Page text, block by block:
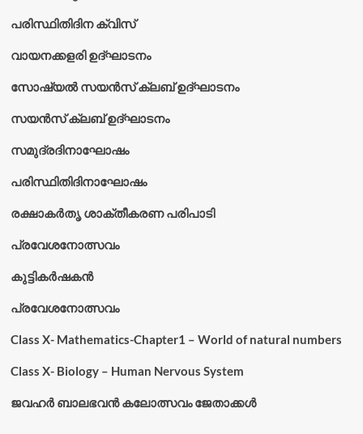
പരിസ്ഥിതിദിന ക്വിസ്
വായനക്കളരി ഉദ്‌ഘാടനം
സോഷ്യൽ സയൻസ് ക്ലബ് ഉദ്‌ഘാടനം
സയൻസ് ക്ലബ് ഉദ്‌ഘാടനം
സമുദ്രദിനാഘോഷം
പരിസ്ഥിതിദിനാഘോഷം
രക്ഷാകർതൃ ശാക്തീകരണ പരിപാടി
പ്രവേശനോത്സവം
കുട്ടികര്‍ഷകന്‍
പ്രവേശനോത്സവം
Class X- Mathematics-Chapter1 – World of natural numbers
Class X- Biology – Human Nervous System
ജവഹർ ബാലഭവൻ കലോത്സവം ജേതാക്കൾ